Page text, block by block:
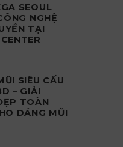
SEOUL
NGHỆ
TẠI
SIÊU CẤU
– GIẢI
TOÀN
DÁNG MŨI